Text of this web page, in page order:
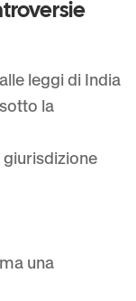
leggi di India
la
giurisdizione
una